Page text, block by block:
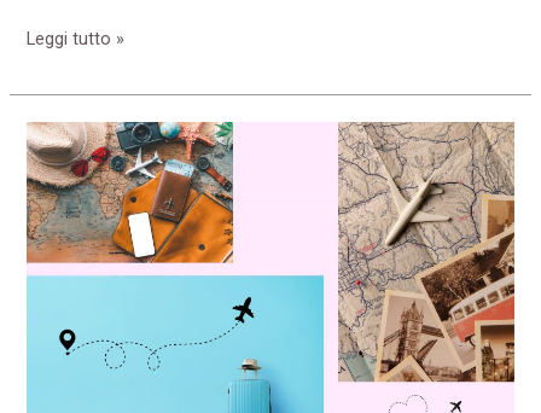
Leggi tutto »
Come
andare
a
vivere
all’estero
senza